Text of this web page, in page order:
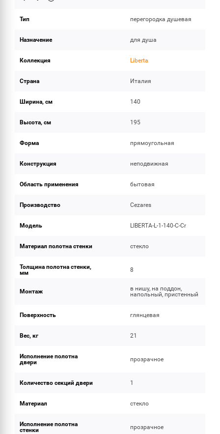
Тип перегородка душевая
Назначение для душа
Коллекция Liberta
Страна Италия
Ширина, см 140
Высота, см 195
Форма прямоугольная
Конструкция неподвижная
Область применения бытовая
Производство Cezares
Модель LIBERTA-L-1-140-C-Cr
Материал полотна стенки стекло
Толщина полотна стенки,
мм
8
Монтаж
в нишу, на поддон,
напольный, пристенный
Поверхность глянцевая
Вес, кг 21
Исполнение полотна
двери
прозрачное
Количество секций двери 1
Материал стекло
Исполнение полотна
стенки
прозрачное